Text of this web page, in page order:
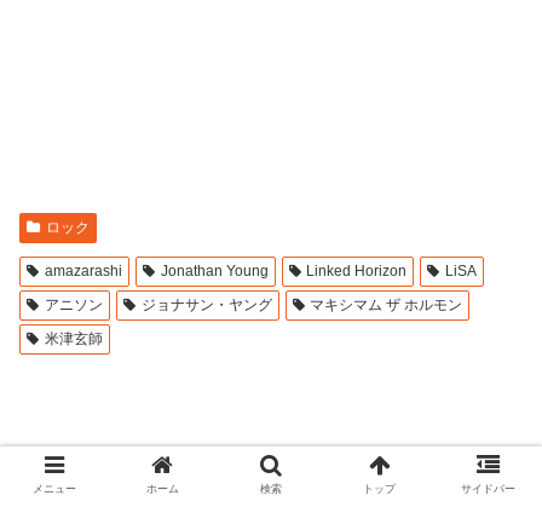
ロック
amazarashi Jonathan Young Linked Horizon
LiSA
アニソン
ジョナサン・ヤング
マキシマム ザ ホルモン
米津玄師
メニュー ホーム 検索 トップ サイドバー